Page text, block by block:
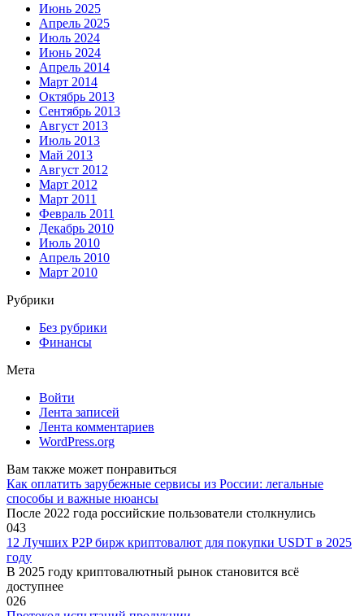
Июнь 2025
Апрель 2025
Июль 2024
Июнь 2024
Апрель 2014
Март 2014
Октябрь 2013
Сентябрь 2013
Август 2013
Июль 2013
Май 2013
Август 2012
Март 2012
Март 2011
Февраль 2011
Декабрь 2010
Июль 2010
Апрель 2010
Март 2010
Рубрики
Без рубрики
Финансы
Мета
Войти
Лента записей
Лента комментариев
WordPress.org
Вам также может понравиться
Как оплатить зарубежные сервисы из России: легальные
способы и важные нюансы
После 2022 года российские пользователи столкнулись
043
12 Лучших P2P бирж криптовалют для покупки USDT в 2025
году
В 2025 году криптовалютный рынок становится всё
доступнее
026